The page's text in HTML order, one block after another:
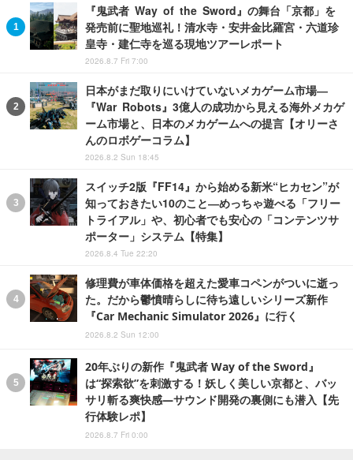
『鬼武者 Way of the Sword』の舞台「京都」を
発売前に聖地巡礼！清水寺・安井金比羅宮・六道珍
皇寺・建仁寺を巡る現地ツアーレポート
2026.8.7 Fri 7:00
日本がまだ取りにいけていないメカゲーム市場―
『War Robots』3億人の成功から見える海外メカゲ
ーム市場と、日本のメカゲームへの提言【オリーさ
んのロボゲーコラム】
2026.8.2 Sun 18:45
スイッチ2版『FF14』から始める新米“ヒカセン”が
知っておきたい10のこと―めっちゃ遊べる「フリー
トライアル」や、初心者でも安心の「コンテンツサ
ポーター」システム【特集】
2026.8.4 Tue 22:20
修理費が車体価格を超えた愛車コペンがついに逝っ
た。だから鬱憤晴らしに待ち遠しいシリーズ新作
『Car Mechanic Simulator 2026』に行く
2026.8.2 Sun 12:00
20年ぶりの新作『鬼武者 Way of the Sword』
は“探索欲”を刺激する！妖しく美しい京都と、バッ
サリ斬る爽快感―サウンド開発の裏側にも潜入【先
行体験レポ】
2026.8.7 Fri 0:00